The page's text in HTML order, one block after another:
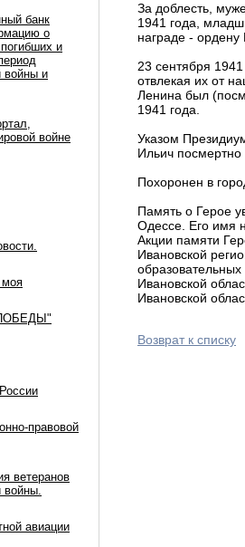
банк
о
и
войны и
войне
моя
правовой
ветеранов
войны.
авиации
За доблесть,
1941 года,
награде - ордену
23 сентября
отвлекая их от
Ленина был
1941 года.
Указом
Ильич посмертно
Похоронен в
Память о Герое
Одессе. Его имя
Акции памяти
Ивановской
Ивановской
Ивановской
Возврат к списку